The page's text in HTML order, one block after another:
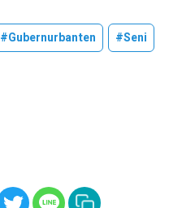
#gubernurbanten
#seni